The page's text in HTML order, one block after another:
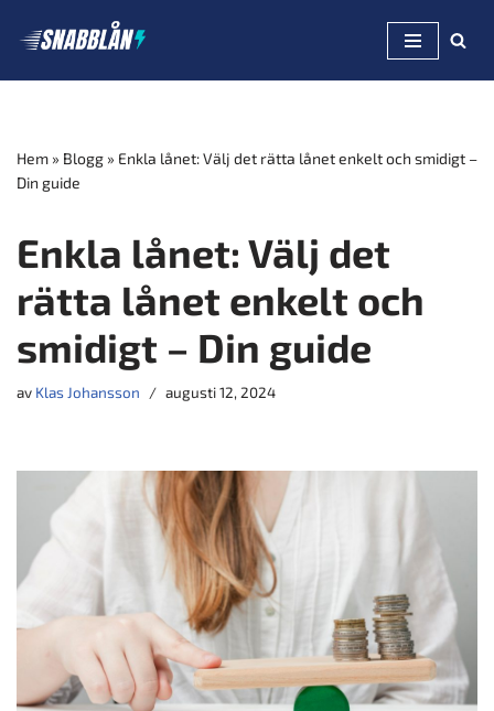
till
Hem » Blogg » Enkla lånet: Välj det rätta lånet enkelt och smidigt –
Din guide
Enkla lånet: Välj det
rätta lånet enkelt och
smidigt – Din guide
av Klas Johansson augusti 12, 2024